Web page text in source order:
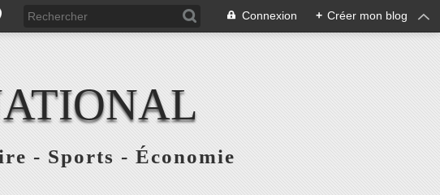
Connexion + Créer mon blog
- Sports - Économie